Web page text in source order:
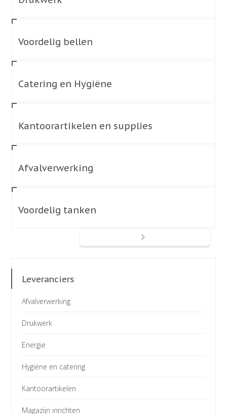
Voordelig bellen
Catering en Hygiëne
Kantoorartikelen en supplies
Afvalverwerking
Voordelig tanken
Leveranciers
Afvalverwerking
Drukwerk
Energie
Hygiëne en catering
Kantoorartikelen
Magazijn inrichten